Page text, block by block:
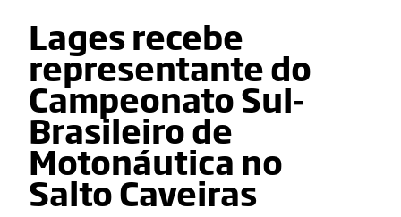
Lages recebe
representante do
Campeonato Sul-
Brasileiro de
Motonáutica no
Salto Caveiras